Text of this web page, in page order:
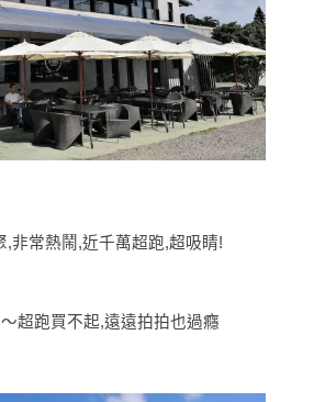
,非常熱鬧,近千萬超跑,超吸睛!
〜超跑買不起,遠遠拍拍也過癮